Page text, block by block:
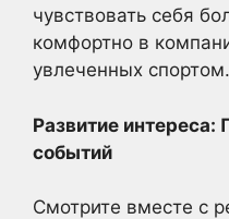
чувствовать себя
комфортно в
увлеченных спортом.
Развитие
событий
Смотрите вместе с